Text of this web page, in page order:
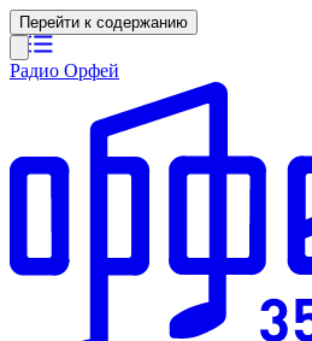
Перейти к содержанию
Радио Орфей